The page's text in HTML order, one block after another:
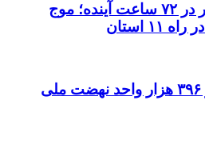
وضعیت جوی کشور در ۷۲ ساعت آینده؛ موج
استان
تأمین مالی بیش از ۳۹۶ هزار واحد نهضت ملی